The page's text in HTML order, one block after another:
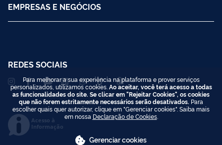
EMPRESAS E NEGÓCIOS
REDES SOCIAIS
Acesso à
Informação
Para melhorar a sua experiência na plataforma e prover serviços
personalizados, utilizamos cookies. Ao aceitar, você terá acesso a todas
as funcionalidades do site. Se clicar em "Rejeitar Cookies", os cookies
que não forem estritamente necessários serão desativados. Para
escolher quais quer autorizar, clique em "Gerenciar cookies". Saiba mais
em nossa Declaração de Cookies.
Gerenciar cookies